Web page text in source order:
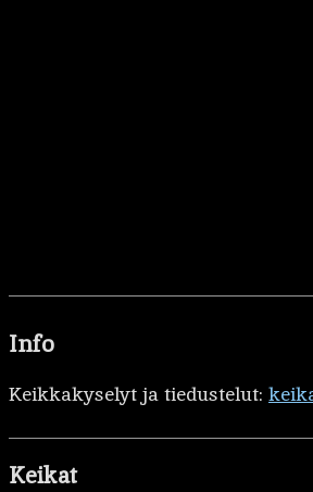
Info
Keikkakyselyt ja tiedustelut:
Keikat